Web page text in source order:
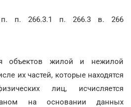
п. п. 266.3.1 п. 266.3 в. 266
объектов жилой и нежилой
их частей, которые находятся
лиц, исчисляется
на основании данных